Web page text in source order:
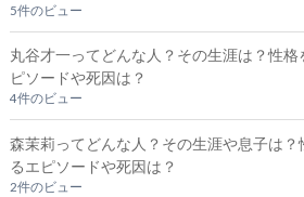
5件のビュー
丸谷才一ってどんな人？その生涯は？性格
ピソードや死因は？
4件のビュー
森茉莉ってどんな人？その生涯や息子は？
るエピソードや死因は？
2件のビュー